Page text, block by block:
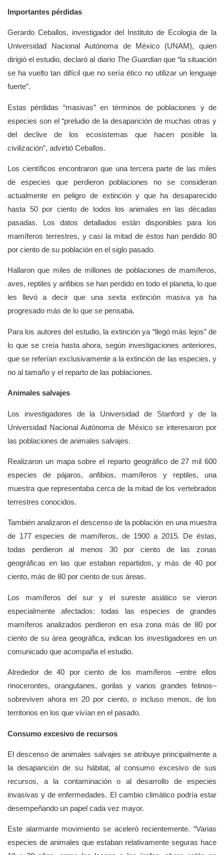
Importantes pérdidas
Gerardo Ceballos, investigador del Instituto de Ecología de la
Universidad Nacional Autónoma de México (UNAM), quien
dirigió el estudio, declaró al diario The Guardianque la situación
se ha vuelto tan difícil que no sería ético no utilizar un lenguaje
fuerte .
Estas pérdidas masivas en términos de poblaciones y de
especies son el preludio de la desaparición de muchas otras y
del declive de los ecosistemas que hacen posible la
civilización , advirtió Ceballos.
Los científicos encontraron que una tercera parte de las miles
de especies que perdieron poblaciones no se consideran
actualmente en peligro de extinción y que ha desaparecido
hasta 50 por ciento de todos los animales en las décadas
pasadas. Los datos detallados están disponibles para los
mamíferos terrestres, y casi la mitad de éstos han perdido 80
por ciento de su población en el siglo pasado.
Hallaron que miles de millones de poblaciones de mamíferos,
aves, reptiles y anfibios se han perdido en todo el planeta, lo que
les llevó a decir que una sexta extinción masiva ya ha
progresado más de lo que se pensaba.
Para los autores del estudio, la extinción ya llegó más lejos de
lo que se creía hasta ahora, según investigaciones anteriores,
que se referían exclusivamente a la extinción de las especies, y
no al tamaño y el reparto de las poblaciones.
Animales salvajes
Los investigadores de la Universidad de Stanford y de la
Universidad Nacional Autónoma de México se interesaron por
las poblaciones de animales salvajes.
Realizaron un mapa sobre el reparto geográfico de 27 mil 600
especies de pájaros, anfibios, mamíferos y reptiles, una
muestra que representaba cerca de la mitad de los vertebrados
terrestres conocidos.
También analizaron el descenso de la población en una muestra
de 177 especies de mamíferos, de 1900 a 2015. De éstas,
todas perdieron al menos 30 por ciento de las zonas
geográficas en las que estaban repartidos, y más de 40 por
ciento, más de 80 por ciento de sus áreas.
Los mamíferos del sur y el sureste asiático se vieron
especialmente afectados: todas las especies de grandes
mamíferos analizados perdieron en esa zona más de 80 por
ciento de su área geográfica, indican los investigadores en un
comunicado que acompaña el estudio.
Alrededor de 40 por ciento de los mamíferos –entre ellos
rinocerontes, orangutanes, gorilas y varios grandes felinos–
sobreviven ahora en 20 por ciento, o incluso menos, de los
territorios en los que vivían en el pasado.
Consumo excesivo de recursos
El descenso de animales salvajes se atribuye principalmente a
la desaparición de su hábitat, al consumo excesivo de sus
recursos, a la contaminación o al desarrollo de especies
invasivas y de enfermedades. El cambio climático podría estar
desempeñando un papel cada vez mayor.
Este alarmante movimiento se aceleró recientemente.
Varias
especies de animales que estaban relativamente seguras hace